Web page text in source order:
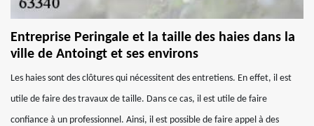
Entreprise Peringale et la taille des haies dans la
ville de Antoingt et ses environs
Les haies sont des clôtures qui nécessitent des entretiens. En effet, il est
utile de faire des travaux de taille. Dans ce cas, il est utile de faire
confiance à un professionnel. Ainsi, il est possible de faire appel à des